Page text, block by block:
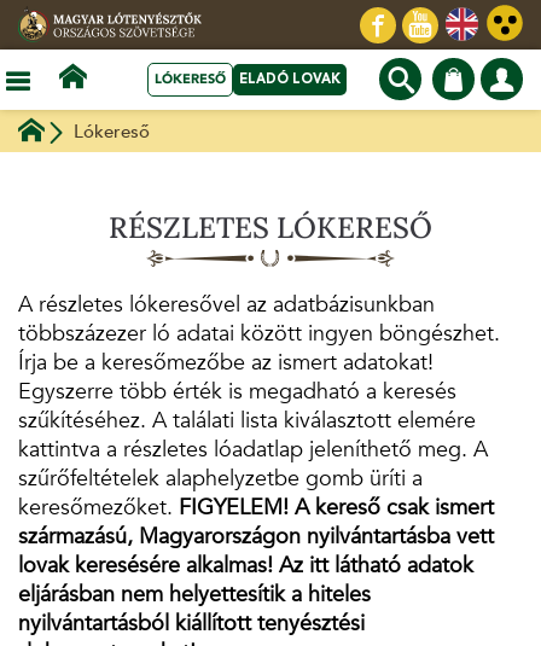
LÓKERESŐ ELADÓ LOVAK
Lókereső
RÉSZLETES LÓKERESŐ
A részletes lókeresővel az adatbázisunkban
többszázezer ló adatai között ingyen böngészhet.
Írja be a keresőmezőbe az ismert adatokat!
Egyszerre több érték is megadható a keresés
szűkítéséhez. A találati lista kiválasztott elemére
kattintva a részletes lóadatlap jeleníthető meg. A
szűrőfeltételek alaphelyzetbe gomb üríti a
keresőmezőket. FIGYELEM! A kereső csak ismert
származású, Magyarországon nyilvántartásba vett
lovak keresésére alkalmas! Az itt látható adatok
eljárásban nem helyettesítik a hiteles
nyilvántartásból kiállított tenyésztési